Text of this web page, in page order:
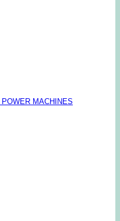
MACHINES